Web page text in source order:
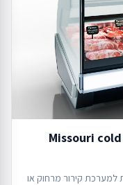
Missouri
למערכת קירור מרחוק או